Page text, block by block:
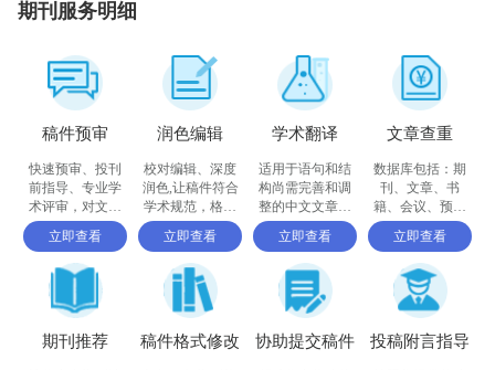
期刊服务明细
稿件预审
快速预审、投刊
前指导、专业学
术评审，对文章
进行评价
立即查看
润色编辑
校对编辑、深度
润色,让稿件符合
学术规范，格式
体例等标准
立即查看
学术翻译
适用于语句和结
构尚需完善和调
整的中文文章，
确保稿件达到要
求
立即查看
文章查重
数据库包括：期
刊、文章、书
籍、会议、预印
书、百科全书和
摘要等
立即查看
期刊推荐 稿件格式修改 协助提交稿件 投稿附言指导